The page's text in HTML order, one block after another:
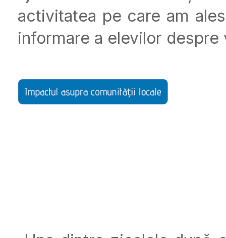
activitatea pe care am
informare a elevilor despre